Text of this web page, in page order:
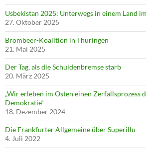
Usbekistan 2025: Unterwegs in einem Land
27. Oktober 2025
Brombeer-Koalition in Thüringen
21. Mai 2025
Der Tag, als die Schuldenbremse starb
20. März 2025
„Wir erleben im Osten einen Zerfallsprozess
Demokratie“
18. Dezember 2024
Die Frankfurter Allgemeine über Superillu
4. Juli 2022